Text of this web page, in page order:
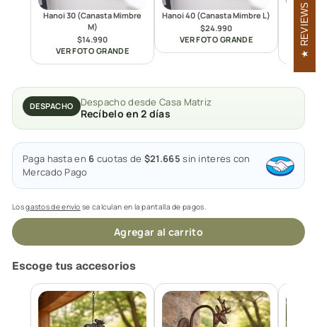
Hanoi 30 (Canasta Mimbre
M)
$14.990
VER FOTO GRANDE
Hanoi 40 (Canasta Mimbre L)
$24.990
VER FOTO GRANDE
DESPACHO Despacho desde Casa Matriz
Recíbelo en 2 días
Paga hasta en 6 cuotas de $21.665 sin interes con
Mercado Pago
Losgastos de envío se calculan en la pantalla de pagos.
Agregar al carrito
Escoge tus accesorios
REVIEWS